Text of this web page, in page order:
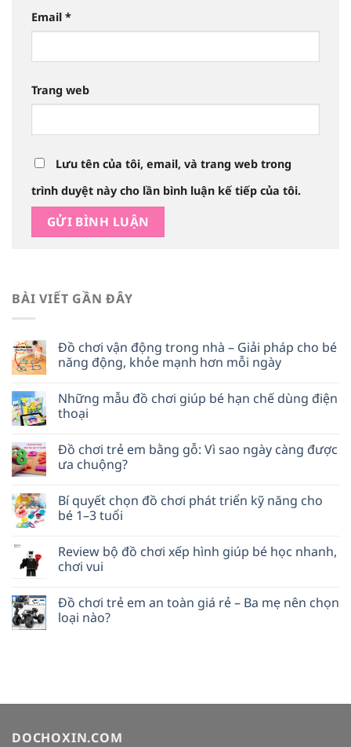
Email *
Trang web
Lưu tên của tôi, email, và trang web trong
trình duyệt này cho lần bình luận kế tiếp của tôi.
BÀI VIẾT GẦN ĐÂY
Đồ chơi vận động trong nhà – Giải pháp cho bé
năng động, khỏe mạnh hơn mỗi ngày
Những mẫu đồ chơi giúp bé hạn chế dùng điện
thoại
Đồ chơi trẻ em bằng gỗ: Vì sao ngày càng được
ưa chuộng?
Bí quyết chọn đồ chơi phát triển kỹ năng cho
bé 1–3 tuổi
Review bộ đồ chơi xếp hình giúp bé học nhanh,
chơi vui
Đồ chơi trẻ em an toàn giá rẻ – Ba mẹ nên chọn
loại nào?
DOCHOXIN.COM